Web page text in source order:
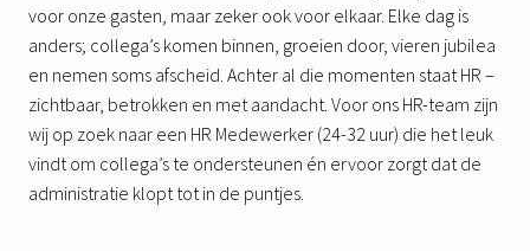
voor onze gasten, maar zeker ook voor elkaar. Elke dag is
anders; collega’s komen binnen, groeien door, vieren jubilea
en nemen soms afscheid. Achter al die momenten staat HR –
zichtbaar, betrokken en met aandacht. Voor ons HR-team zijn
wij op zoek naar een HR Medewerker (24-32 uur) die het leuk
vindt om collega’s te ondersteunen én ervoor zorgt dat de
administratie klopt tot in de puntjes.